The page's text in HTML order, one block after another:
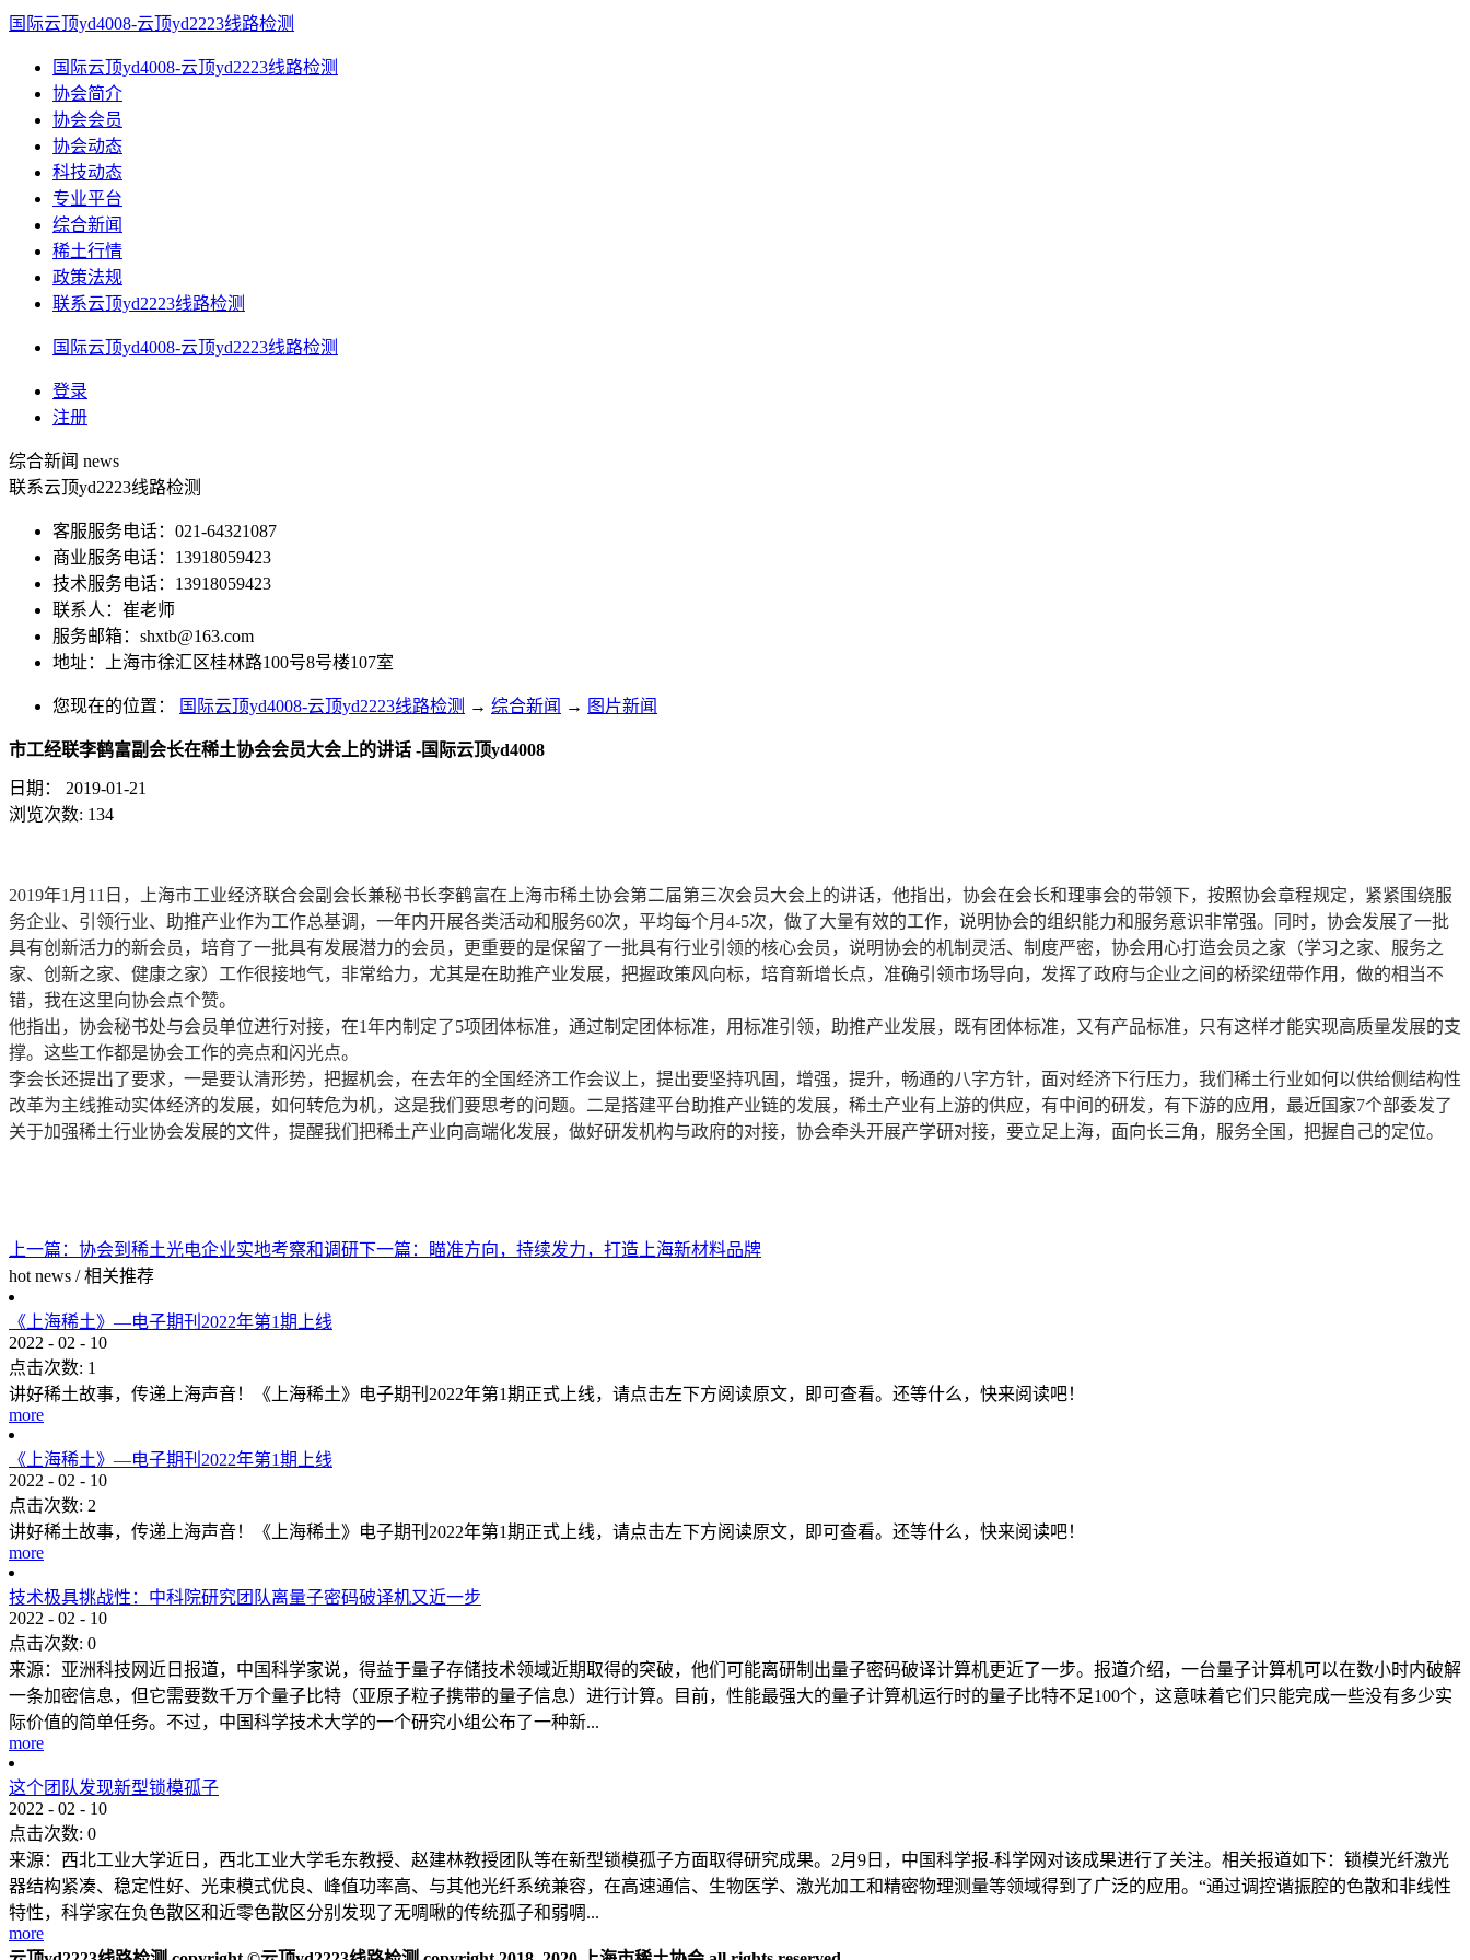
国际云顶yd4008-云顶yd2223线路检测
国际云顶yd4008-云顶yd2223线路检测
协会简介
协会会员
协会动态
科技动态
专业平台
综合新闻
稀土行情
政策法规
联系云顶yd2223线路检测
国际云顶yd4008-云顶yd2223线路检测
登录
注册
综合新闻 news
联系云顶yd2223线路检测
客服服务电话：021-64321087
商业服务电话：13918059423
技术服务电话：13918059423
联系人：崔老师
服务邮箱： shxtb@163.com
地址：上海市徐汇区桂林路100号8号楼107室
您现在的位置： 国际云顶yd4008-云顶yd2223线路检测 → 综合新闻 → 图片新闻
市工经联李鹤富副会长在稀土协会会员大会上的讲话 -国际云顶yd4008
日期：
2019-01-21
浏览次数: 134
2019年1月11日，上海市工业经济联合会副会长兼秘书长李鹤富在上海市稀土协会第二届第三次会员大会上的讲话，他指出，协会在会长和理事会的带领下，按照协会章程规定，紧紧围绕服
务企业、引领行业、助推产业作为工作总基调，一年内开展各类活动和服务60次，平均每个月4-5次，做了大量有效的工作，说明协会的组织能力和服务意识非常强。同时，协会发展了一批
具有创新活力的新会员，培育了一批具有发展潜力的会员，更重要的是保留了一批具有行业引领的核心会员，说明协会的机制灵活、制度严密，协会用心打造会员之家（学习之家、服务之
家、创新之家、健康之家）工作很接地气，非常给力，尤其是在助推产业发展，把握政策风向标，培育新增长点，准确引领市场导向，发挥了政府与企业之间的桥梁纽带作用，做的相当不
错，我在这里向协会点个赞。
他指出，协会秘书处与会员单位进行对接，在1年内制定了5项团体标准，通过制定团体标准，用标准引领，助推产业发展，既有团体标准，又有产品标准，只有这样才能实现高质量发展的支
撑。这些工作都是协会工作的亮点和闪光点。
李会长还提出了要求，一是要认清形势，把握机会，在去年的全国经济工作会议上，提出要坚持巩固，增强，提升，畅通的八字方针，面对经济下行压力，我们稀土行业如何以供给侧结构性
改革为主线推动实体经济的发展，如何转危为机，这是我们要思考的问题。二是搭建平台助推产业链的发展，稀土产业有上游的供应，有中间的研发，有下游的应用，最近国家7个部委发了
关于加强稀土行业协会发展的文件，提醒我们把稀土产业向高端化发展，做好研发机构与政府的对接，协会牵头开展产学研对接，要立足上海，面向长三角，服务全国，把握自己的定位。
上一篇： 协会到稀土光电企业实地考察和调研下一篇：
瞄准方向，持续发力，打造上海新材料品牌
hot news / 相关推荐
《上海稀土》—电子期刊2022年第1期上线
2022 - 02 - 10
点击次数: 1
讲好稀土故事，传递上海声音！《上海稀土》电子期刊2022年第1期正式上线，请点击左下方阅读原文，即可查看。还等什么，快来阅读吧！
more
《上海稀土》—电子期刊2022年第1期上线
2022 - 02 - 10
点击次数: 2
讲好稀土故事，传递上海声音！《上海稀土》电子期刊2022年第1期正式上线，请点击左下方阅读原文，即可查看。还等什么，快来阅读吧！
more
技术极具挑战性：中科院研究团队离量子密码破译机又近一步
2022 - 02 - 10
点击次数: 0
来源：亚洲科技网近日报道，中国科学家说，得益于量子存储技术领域近期取得的突破，他们可能离研制出量子密码破译计算机更近了一步。报道介绍，一台量子计算机可以在数小时内破解
一条加密信息，但它需要数千万个量子比特（亚原子粒子携带的量子信息）进行计算。目前，性能最强大的量子计算机运行时的量子比特不足100个，这意味着它们只能完成一些没有多少实
际价值的简单任务。不过，中国科学技术大学的一个研究小组公布了一种新...
more
这个团队发现新型锁模孤子
2022 - 02 - 10
点击次数: 0
来源：西北工业大学近日，西北工业大学毛东教授、赵建林教授团队等在新型锁模孤子方面取得研究成果。2月9日，中国科学报-科学网对该成果进行了关注。相关报道如下：锁模光纤激光
器结构紧凑、稳定性好、光束模式优良、峰值功率高、与其他光纤系统兼容，在高速通信、生物医学、激光加工和精密物理测量等领域得到了广泛的应用。“通过调控谐振腔的色散和非线性
特性，科学家在负色散区和近零色散区分别发现了无啁啾的传统孤子和弱啁...
more